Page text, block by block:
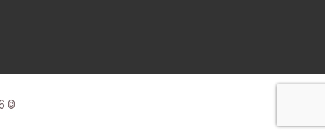
© 2026 BrandsTn. جميع الحقوق محفوظة © 2021